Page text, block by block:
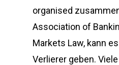
organised
Association of
Markets Law, kann
Verlierer geben.